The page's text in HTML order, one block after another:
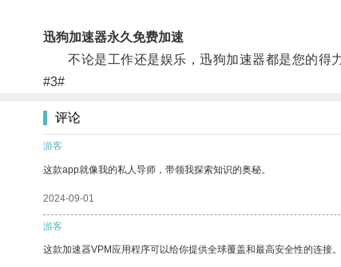
迅狗加速器永久免费加速
不论是工作还是娱乐，迅狗加速器都是您的得力
#3#
评论
游客
这款app就像我的私人导师，带领我探索知识的奥秘。
2024-09-01
游客
这款加速器VPM应用程序可以给你提供全球覆盖和最高安全性的连接。